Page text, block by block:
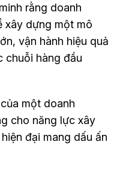
rằng doanh
xây dựng một mô
vận hành hiệu quả
chuỗi hàng đầu
một doanh
cho năng lực xây
đại mang dấu ấn